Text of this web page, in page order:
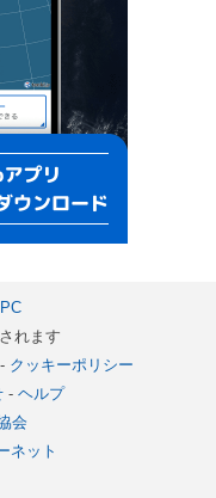
PC
れます
- クッキーポリシー
- ヘルプ
会
ネット